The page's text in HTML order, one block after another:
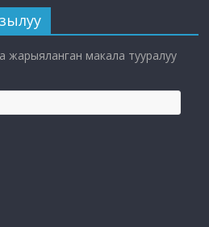
жарыяланган макала тууралуу